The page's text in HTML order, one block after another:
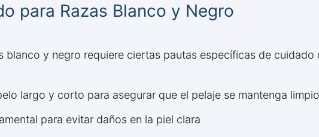
para Razas Blanco y Negro
blanco y negro requiere ciertas pautas específicas de
largo y corto para asegurar que el pelaje se mantenga
para evitar daños en la piel clara